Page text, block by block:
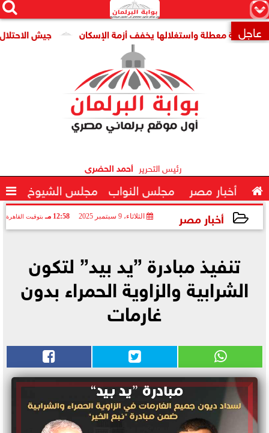
×


 عاجل جيش الاحتلال: مقتل جنديين معطلة واستغلالها يخفف أزمة الإسكان
رئيس التحرير أحمد الحضرى
 أخبار مصر مجلس النواب مجلس الشيوخ 
أخبار مصر الثلاثاء، 9 سبتمبر 2025 12:58 مـ بتوقيت القاهرة
تنفيذ مبادرة ”يد بيد” لتكون
الشرابية والزاوية الحمراء بدون
غارمات